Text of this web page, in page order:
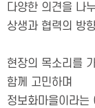
다양한 의견을 나
상생과 협력의 방
현장의 목소리를
함께 고민하며
정보화마을이라는